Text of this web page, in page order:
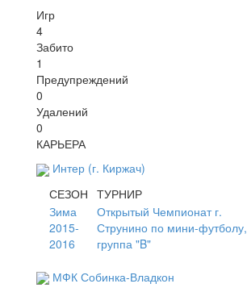
Игр
4
Забито
1
Предупреждений
0
Удалений
0
КАРЬЕРА
Интер (г. Киржач)
СЕЗОН ТУРНИР
Зима
2015-
2016
Открытый Чемпионат г.
Струнино по мини-футболу,
группа "B"
МФК Собинка-Владкон